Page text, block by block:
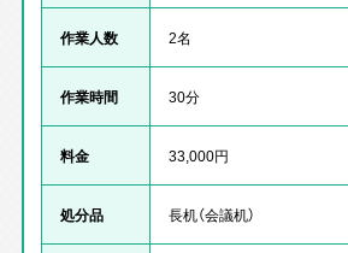
作業人数 2名
作業時間 30分
料金 33,000円
処分品 長机（会議机）